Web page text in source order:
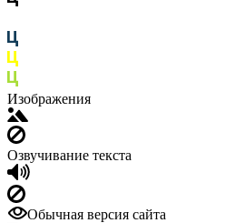
Изображения
Озвучивание текста
Обычная версия сайта